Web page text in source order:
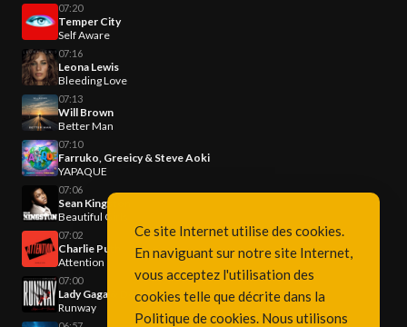
07:20
Temper City
Self Aware
07:16
Leona Lewis
Bleeding Love
07:13
Will Brown
Better Man
07:10
Farruko, Greeicy & Steve Aoki
YAPAQUE
07:06
Sean Kingston
Beautiful Girls
07:02
Charlie Puth
Attention
07:00
Lady Gaga & Doechii
Runway
Ce site Internet utilise des cookies.
En naviguant sur notre site Internet,
vous acceptez l'utilisation des
cookies telle que décrite dans la
Politique de cookies. Nous utilisons